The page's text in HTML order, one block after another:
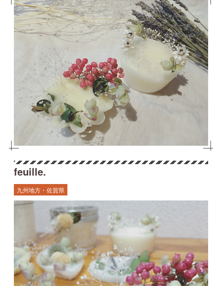
feuille.
九州地方・佐賀県